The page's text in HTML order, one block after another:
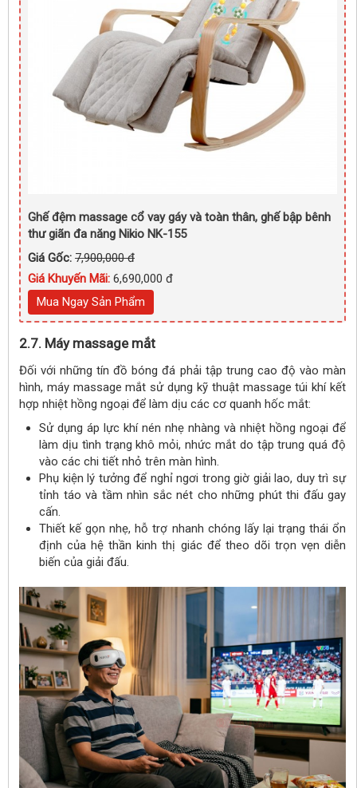
Ghế đệm massage cổ vay gáy và toàn thân, ghế bập bênh
thư giãn đa năng Nikio NK-155
Giá Gốc: 7,900,000 đ
Giá Khuyến Mãi: 6,690,000 đ
Mua Ngay Sản Phẩm
2.7. Máy massage mắt
Đối với những tín đồ bóng đá phải tập trung cao độ vào màn
hình, máy massage mắt sử dụng kỹ thuật massage túi khí kết
hợp nhiệt hồng ngoại để làm dịu các cơ quanh hốc mắt:
Sử dụng áp lực khí nén nhẹ nhàng và nhiệt hồng ngoại để
làm dịu tình trạng khô mỏi, nhức mắt do tập trung quá độ
vào các chi tiết nhỏ trên màn hình.
Phụ kiện lý tưởng để nghỉ ngơi trong giờ giải lao, duy trì sự
tỉnh táo và tầm nhìn sắc nét cho những phút thi đấu gay
cấn.
Thiết kế gọn nhẹ, hỗ trợ nhanh chóng lấy lại trạng thái ổn
định của hệ thần kinh thị giác để theo dõi trọn vẹn diễn
biến của giải đấu.